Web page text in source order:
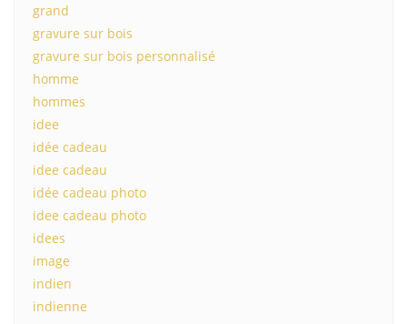
grand
gravure sur bois
gravure sur bois personnalisé
homme
hommes
idee
idée cadeau
idee cadeau
idée cadeau photo
idee cadeau photo
idees
image
indien
indienne